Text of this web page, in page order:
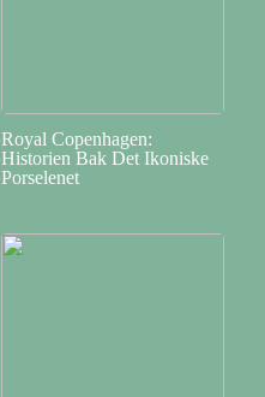
Royal Copenhagen:
Historien Bak Det Ikoniske
Porselenet